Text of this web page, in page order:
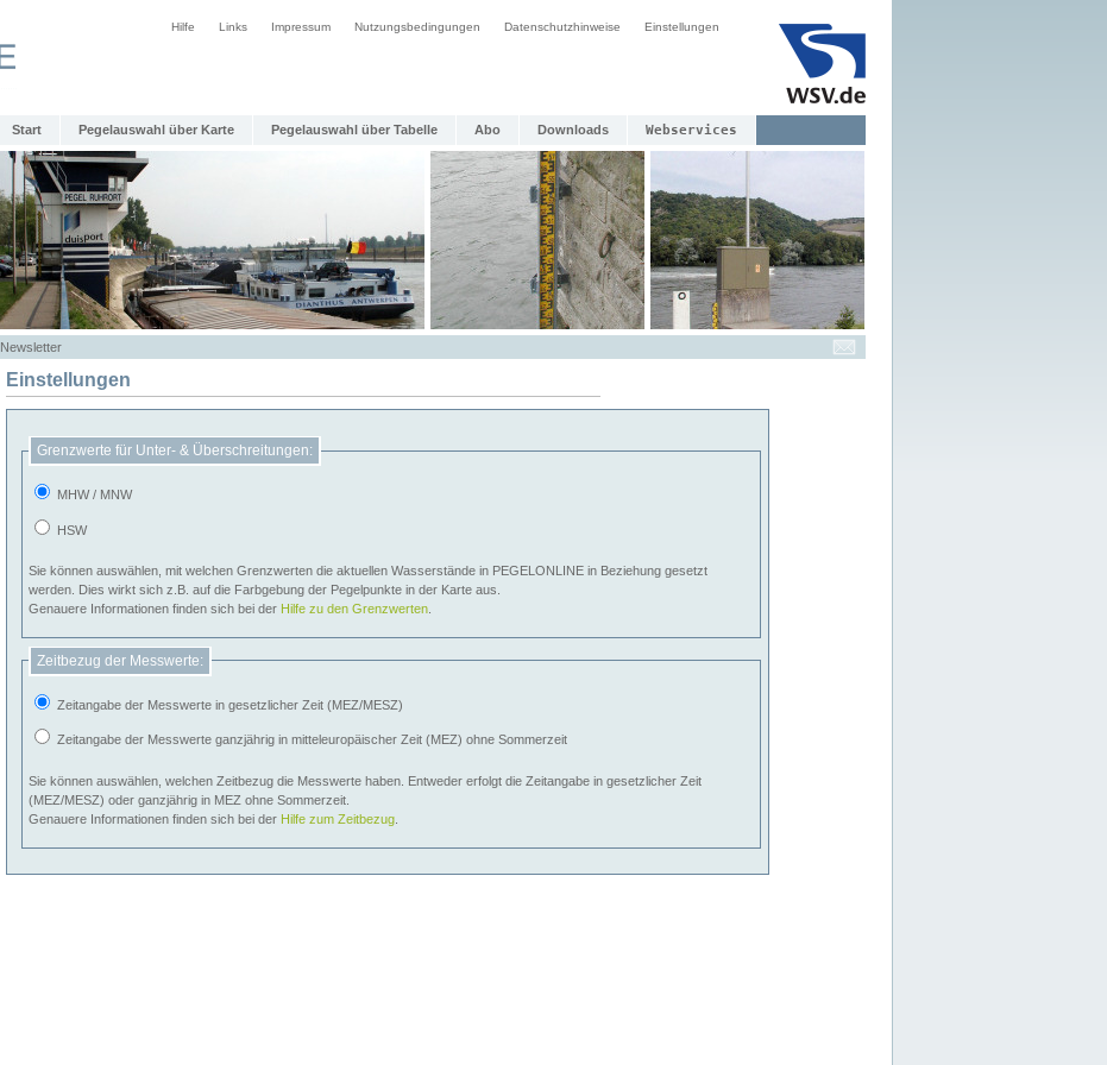
Hilfe Links Impressum Nutzungsbedingungen Datenschutzhinweise Einstellungen
Start Pegelauswahl über Karte Pegelauswahl über Tabelle Abo Downloads Webservices
Newsletter
Einstellungen
Grenzwerte für Unter- & Überschreitungen:
MHW / MNW
HSW
Sie können auswählen, mit welchen Grenzwerten die aktuellen Wasserstände in PEGELONLINE in Beziehung gesetzt
werden. Dies wirkt sich z.B. auf die Farbgebung der Pegelpunkte in der Karte aus.
Genauere Informationen finden sich bei der Hilfe zu den Grenzwerten
Zeitbezug der Messwerte:
Zeitangabe der Messwerte in gesetzlicher Zeit (MEZ/MESZ)
Zeitangabe der Messwerte ganzjährig in mitteleuropäischer Zeit (MEZ) ohne Sommerzeit
Sie können auswählen, welchen Zeitbezug die Messwerte haben. Entweder erfolgt die Zeitangabe in gesetzlicher Zeit
(MEZ/MESZ) oder ganzjährig in MEZ ohne Sommerzeit.
Genauere Informationen finden sich bei der Hilfe zum Zeitbezug